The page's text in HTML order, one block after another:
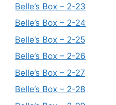
Belle’s Box – 2-23
Belle’s Box – 2-24
Belle’s Box – 2-25
Belle’s Box – 2-26
Belle’s Box – 2-27
Belle’s Box – 2-28